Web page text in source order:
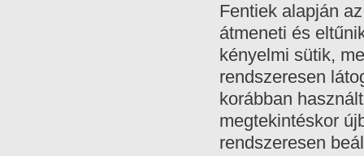
Fentiek alapján
átmeneti és
kényelmi sütik,
rendszeresen
korábban
megtekintéskor
rendszeresen